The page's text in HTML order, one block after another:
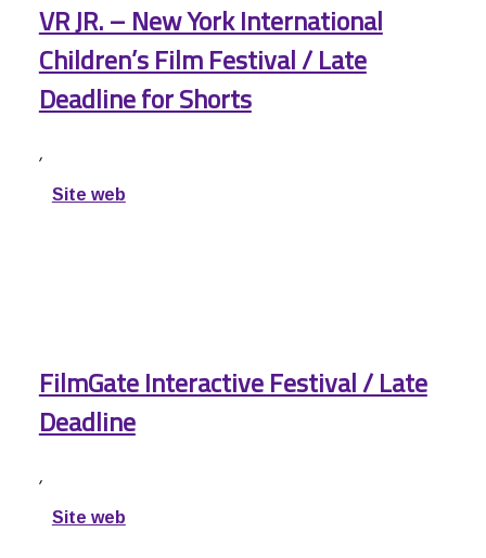
VR JR. – New York International
Children’s Film Festival / Late
Deadline for Shorts
,
Site web
FilmGate Interactive Festival / Late
Deadline
,
Site web